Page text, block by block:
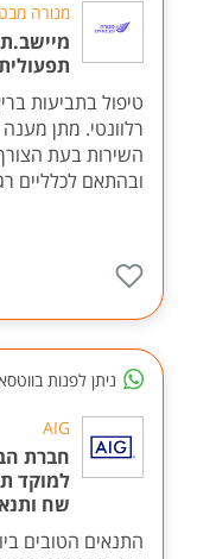
מנורה
טיפול בתביעות
רלוונטי. מתן
השירות בעת
ובהתאם לכלליים
ניתן לפנות
AIG
שח